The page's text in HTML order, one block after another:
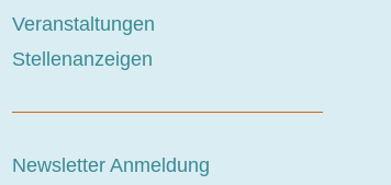
Veranstaltungen
Stellenanzeigen
Newsletter Anmeldung